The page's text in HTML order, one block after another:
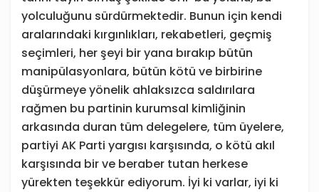
yolculuğunu sürdürmektedir. Bunun için kendi
aralarındaki kırgınlıkları, rekabetleri, geçmiş
seçimleri, her şeyi bir yana bırakıp bütün
manipülasyonlara, bütün kötü ve birbirine
düşürmeye yönelik ahlaksızca saldırılara
rağmen bu partinin kurumsal kimliğinin
arkasında duran tüm delegelere, tüm üyelere,
partiyi AK Parti yargısı karşısında, o kötü akıl
karşısında bir ve beraber tutan herkese
yürekten teşekkür ediyorum. İyi ki varlar, iyi ki